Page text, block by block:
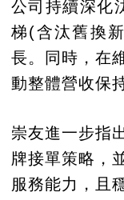
公司持續深化
梯(含汰舊換
長。同時，在
動整體營收保
崇友進一步指
牌接單策略，
服務能力，且